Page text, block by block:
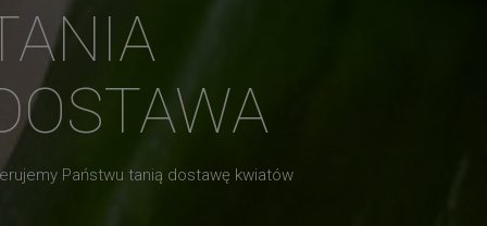
Państwu tanią dostawę kwiatów